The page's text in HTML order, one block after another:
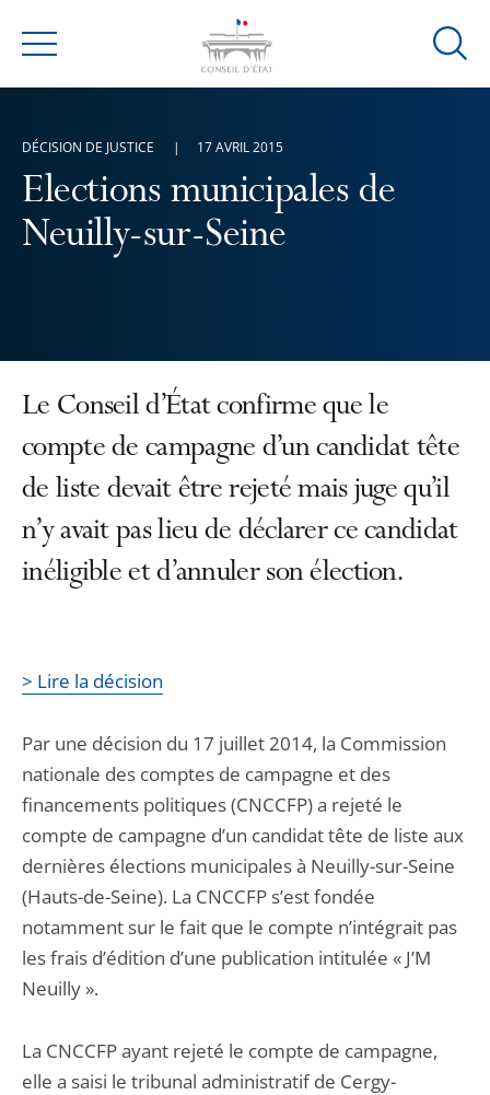
Menu
Ouvrir
Elections municipales de
Neuilly-sur-Seine
DÉCISION DE JUSTICE 17 AVRIL 2015
Le Conseil d’État confirme que le
compte de campagne d’un candidat tête
de liste devait être rejeté mais juge qu’il
n’y avait pas lieu de déclarer ce candidat
inéligible et d’annuler son élection.
> Lire la décision
Par une décision du 17 juillet 2014, la Commission
nationale des comptes de campagne et des
financements politiques (CNCCFP) a rejeté le
compte de campagne d’un candidat tête de liste aux
dernières élections municipales à Neuilly-sur-Seine
(Hauts-de-Seine). La CNCCFP s’est fondée
notamment sur le fait que le compte n’intégrait pas
les frais d’édition d’une publication intitulée « J’M
Neuilly ».
La CNCCFP ayant rejeté le compte de campagne,
elle a saisi le tribunal administratif de Cergy-